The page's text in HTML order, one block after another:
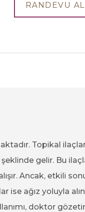
RANDEVU AL
Topikal
gelir. Bu
Ancak, etkili
ağız yoluyla
doktor